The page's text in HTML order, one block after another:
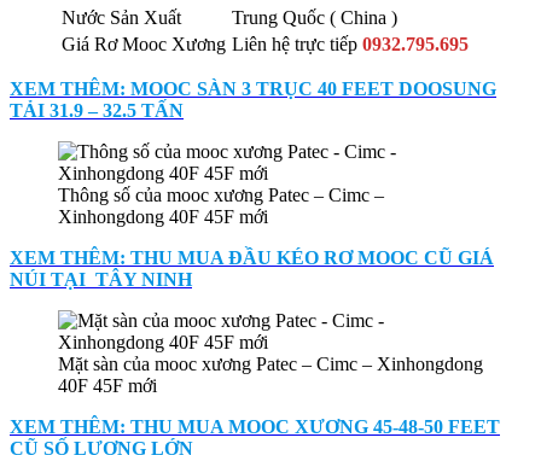
Nước Sản Xuất
Trung Quốc ( China )
Giá Rơ Mooc Xương Liên hệ trực tiếp 0932.795.695
XEM THÊM: MOOC SÀN 3 TRỤC 40 FEET DOOSUNG
TẢI 31.9 – 32.5 TẤN
Thông số của mooc xương Patec – Cimc –
Xinhongdong 40F 45F mới
XEM THÊM: THU MUA ĐẦU KÉO RƠ MOOC CŨ GIÁ
NÚI TẠI TÂY NINH
Mặt sàn của mooc xương Patec – Cimc – Xinhongdong
40F 45F mới
XEM THÊM: THU MUA MOOC XƯƠNG 45-48-50 FEET
CŨ SỐ LƯỢNG LỚN